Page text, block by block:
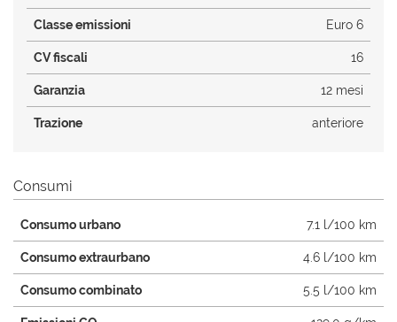
Classe emissioni Euro 6
CV fiscali 16
Garanzia 12 mesi
Trazione anteriore
Consumi
Consumo urbano 7.1 l/100 km
Consumo extraurbano 4.6 l/100 km
Consumo combinato 5.5 l/100 km